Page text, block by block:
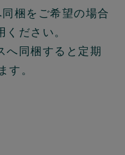
梱をご希望の場合
ださい。
へ同梱すると定期
す。